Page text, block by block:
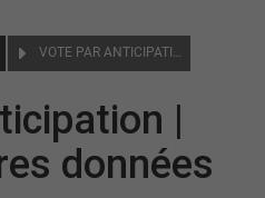
VOTE PAR ANTICIPATION | DES PREMIÈRES DONNÉES RECORDS
|
données